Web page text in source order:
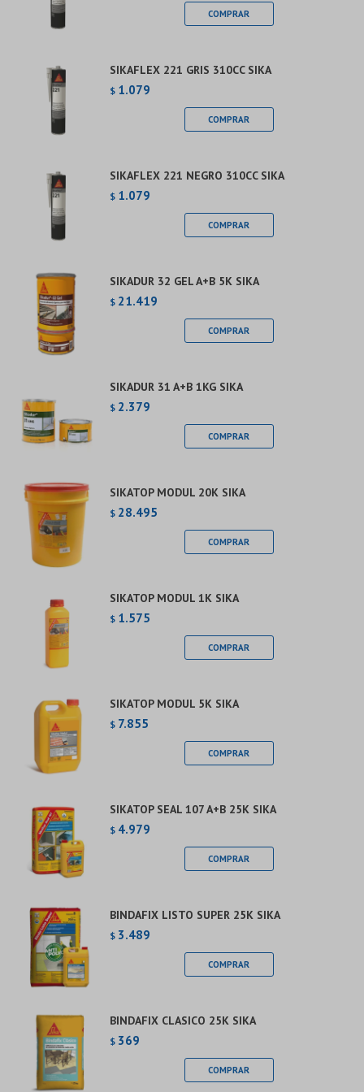
SIKAFLEX 221 GRIS 310CC SIKA
$ 1.079
SIKAFLEX 221 NEGRO 310CC SIKA
$ 1.079
SIKADUR 32 GEL A+B 5K SIKA
$ 21.419
SIKADUR 31 A+B 1KG SIKA
$ 2.379
SIKATOP MODUL 20K SIKA
$ 28.495
SIKATOP MODUL 1K SIKA
$ 1.575
SIKATOP MODUL 5K SIKA
$ 7.855
SIKATOP SEAL 107 A+B 25K SIKA
$ 4.979
BINDAFIX LISTO SUPER 25K SIKA
$ 3.489
BINDAFIX CLASICO 25K SIKA
$ 369